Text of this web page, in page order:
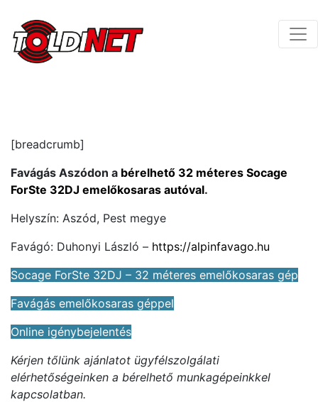
[breadcrumb]
Favágás Aszódon a bérelhető 32 méteres Socage
ForSte 32DJ emelőkosaras autóval.
Helyszín: Aszód, Pest megye
Favágó: Duhonyi László – https://alpinfavago.hu
Socage ForSte 32DJ – 32 méteres emelőkosaras gép
Favágás emelőkosaras géppel
Online igénybejelentés
Kérjen tőlünk ajánlatot ügyfélszolgálati
elérhetőségeinken a bérelhető munkagépeinkkel
kapcsolatban.